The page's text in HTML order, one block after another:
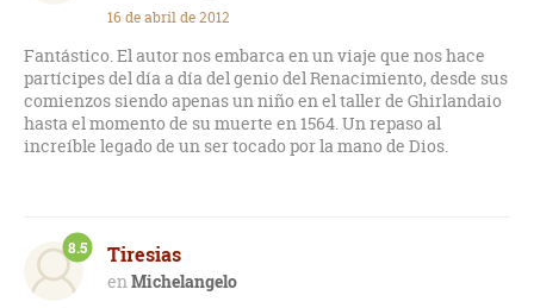
16 de abril de 2012
Fantástico. El autor nos embarca en un viaje que nos hace
partícipes del día a día del genio del Renacimiento, desde sus
comienzos siendo apenas un niño en el taller de Ghirlandaio
hasta el momento de su muerte en 1564. Un repaso al
increíble legado de un ser tocado por la mano de Dios.
Tiresias
Michelangelo
8.5